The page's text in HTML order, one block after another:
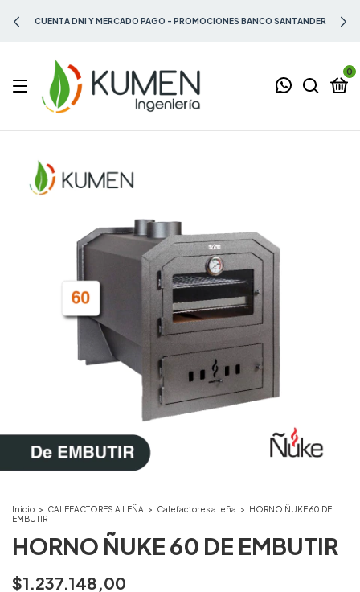
CUENTA DNI Y MERCADO PAGO - PROMOCIONES BANCO SANTANDER
0
Inicio > CALEFACTORES A LEÑA > Calefactores a leña > HORNO ÑUKE 60 DE
EMBUTIR
HORNO ÑUKE 60 DE EMBUTIR
$1.237.148,00